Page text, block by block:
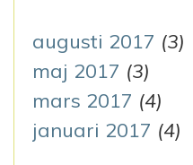
augusti 2017 (3)
maj 2017 (3)
mars 2017 (4)
januari 2017 (4)